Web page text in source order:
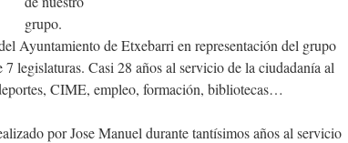
grupo.
Ayuntamiento de Etxebarri en representación del grupo
legislaturas. Casi 28 años al servicio de la ciudadanía al
CIME, empleo, formación, bibliotecas…
por Jose Manuel durante tantísimos años al servicio